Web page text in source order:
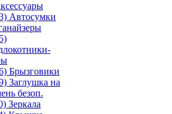
Автосумки
Брызговики
Заглушка на
безоп.
Зеркала